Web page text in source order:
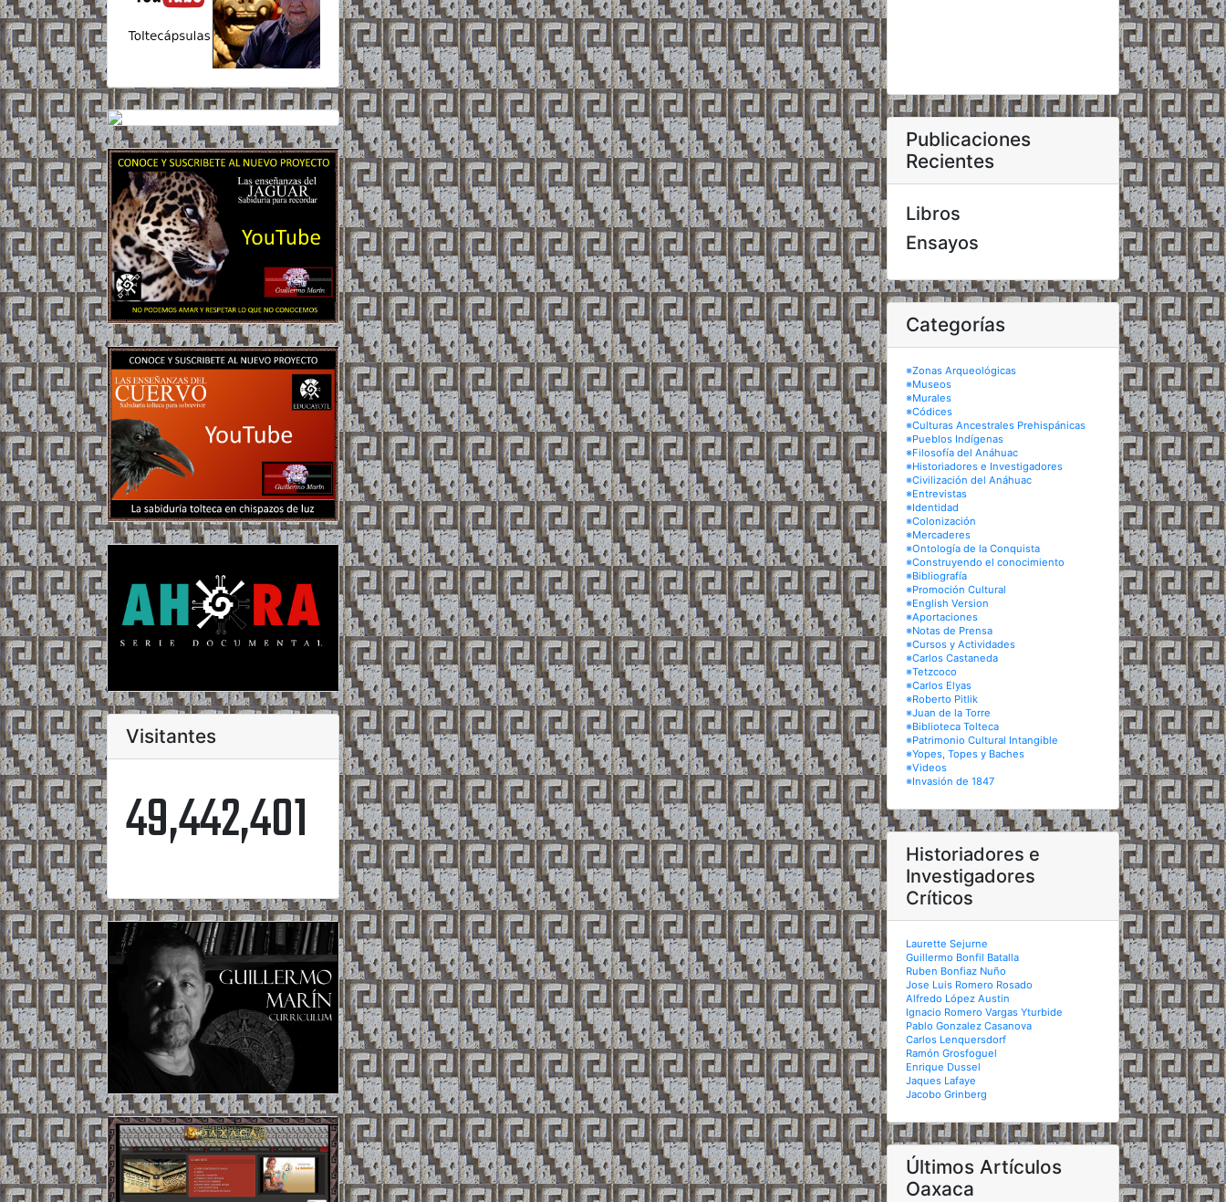
Visitantes
49,442,401
Publicaciones
Recientes
Libros
Ensayos
Categorías
※Zonas Arqueológicas
※Museos
※Murales
※Códices
※Culturas Ancestrales Prehispánicas
※Pueblos Indígenas
※Filosofía del Anáhuac
※Historiadores e Investigadores
※Civilización del Anáhuac
※Entrevistas
※Identidad
※Colonización
※Mercaderes
※Ontología de la Conquista
※Construyendo el conocimiento
※Bibliografía
※Promoción Cultural
※English Version
※Aportaciones
※Notas de Prensa
※Cursos y Actividades
※Carlos Castaneda
※Tetzcoco
※Carlos Elyas
※Roberto Pitlik
※Juan de la Torre
※Biblioteca Tolteca
※Patrimonio Cultural Intangible
※Yopes, Topes y Baches
※Videos
※Invasión de 1847
Historiadores e
Investigadores
Críticos
Laurette Sejurne
Guillermo Bonfil Batalla
Ruben Bonfiaz Nuño
Jose Luis Romero Rosado
Alfredo López Austin
Ignacio Romero Vargas Yturbide
Pablo Gonzalez Casanova
Carlos Lenquersdorf
Ramón Grosfoguel
Enrique Dussel
Jaques Lafaye
Jacobo Grinberg
Últimos Artículos
Oaxaca